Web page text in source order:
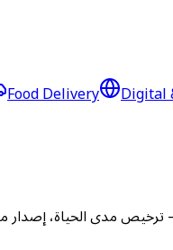
Food Delivery Digital
مدى الحياة، إصدار